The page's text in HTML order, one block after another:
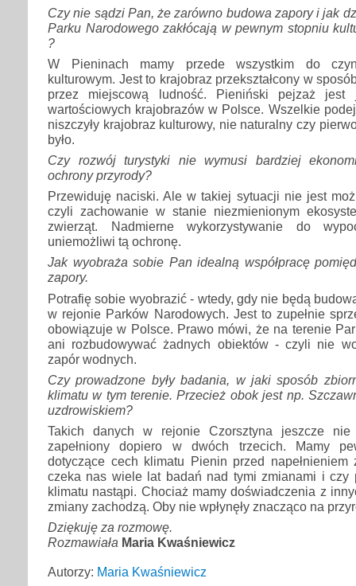
Czy nie sądzi Pan, że zarówno budowa zapory i jak
Parku Narodowego zakłócają w pewnym stopniu
?
W Pieninach mamy przede wszystkim do
kulturowym. Jest to krajobraz przekształcony w
przez miejscową ludność. Pieniński pejzaż jest
wartościowych krajobrazów w Polsce. Wszelkie
niszczyły krajobraz kulturowy, nie naturalny czy
było.
Czy rozwój turystyki nie wymusi bardziej
ochrony przyrody?
Przewiduję naciski. Ale w takiej sytuacji nie jest
czyli zachowanie w stanie niezmienionym
zwierząt. Nadmierne wykorzystywanie do
uniemożliwi tą ochronę.
Jak wyobraża sobie Pan idealną współpracę
zapory.
Potrafię sobie wyobrazić - wtedy, gdy nie będą
w rejonie Parków Narodowych. Jest to zupełnie
obowiązuje w Polsce. Prawo mówi, że na terenie
ani rozbudowywać żadnych obiektów - czyli nie
zapór wodnych.
Czy prowadzone były badania, w jaki sposób
klimatu w tym terenie. Przecież obok jest np.
uzdrowiskiem?
Takich danych w rejonie Czorsztyna jeszcze
zapełniony dopiero w dwóch trzecich. Mamy
dotyczące cech klimatu Pienin przed
czeka nas wiele lat badań nad tymi zmianami i czy
klimatu nastąpi. Chociaż mamy doświadczenia z
zmiany zachodzą. Oby nie wpłynęły znacząco na
Dziękuję za rozmowę.
Rozmawiała Maria Kwaśniewicz
Autorzy: Maria Kwaśniewicz